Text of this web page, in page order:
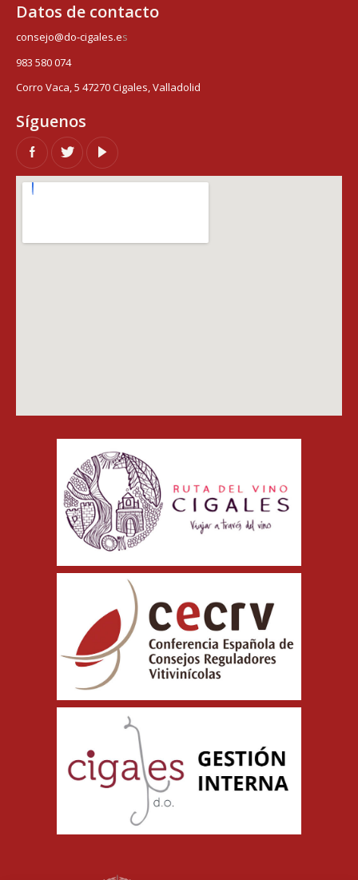
Datos de contacto
consejo@do-cigales.es
983 580 074
Corro Vaca, 5 47270 Cigales, Valladolid
Síguenos